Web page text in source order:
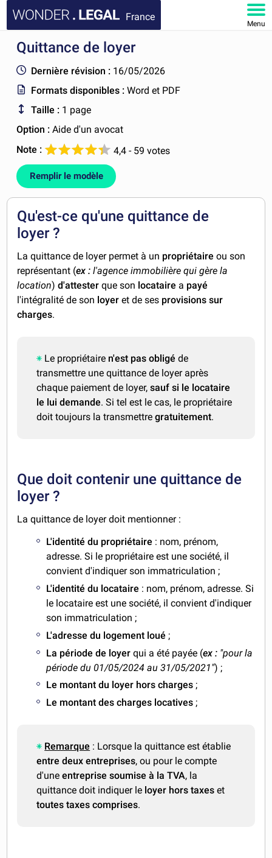
France
Menu
ACCUEIL
DOCUMENTS
FAQ
MON COMPTE
Quittance de loyer
Dernière révision : 16/05/2026
Formats disponibles :Word et PDF
Taille : 1 page
Option :Aide d'un avocat
Note :
4,4 - 59 votes
Remplir le modèle
Qu'est-ce qu'une quittance de
loyer ?
La quittance de loyer permet à un propriétaire ou son
représentant (ex :l'agence immobilière qui gère la
location)d'attesterque son locataire a payé
l'intégralité de son loyeret de ses provisions sur
charges.
Le propriétaire n'est pas obligéde
transmettre une quittance de loyer après
chaque paiement de loyer,sauf si le locataire
le lui demande. Si tel est le cas, le propriétaire
doit toujours la transmettregratuitement.
Que doit contenir une quittance de
loyer ?
La quittance de loyer doit mentionner :
L'identité du propriétaire : nom, prénom,
adresse. Si le propriétaire est une société, il
convient d'indiquer son immatriculation ;
L'identité du locataire : nom, prénom, adresse. Si
le locataire est une société, il convient d'indiquer
son immatriculation ;
L'adresse du logement loué ;
La période de loyerqui a été payée (ex : "pour la
période du 01/05/2024 au 31/05/2021") ;
Le montant du loyer hors charges ;
Le montant des charges locatives ;
Remarque : Lorsque la quittance est établie
entre deux entreprises, ou pour le compte
d'une entreprise soumise à la TVA, la
quittance doit indiquer le loyer hors taxes et
toutes taxes comprises.